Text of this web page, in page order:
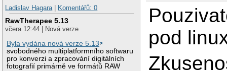
Ladislav Hagara
Komentářů: 0
RawTherapee 5.13
včera 12:44 | Nová verze
Byla vydána nová verze 5.13
svobodného multiplatformního softwaru
pro konverzi a zpracování digitálních
fotografií primárně ve formátů RAW
pod